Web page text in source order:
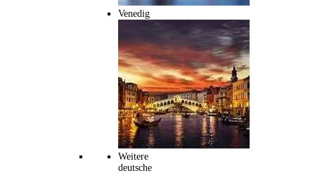
Venedig
Weitere
deutsche